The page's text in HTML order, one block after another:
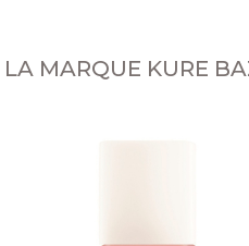
MARQUE KURE